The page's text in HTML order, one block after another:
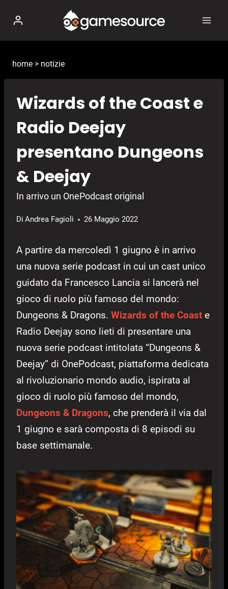
contenuto
home > notizie
Wizards of the Coast e
Radio Deejay
presentano Dungeons
& Deejay
In arrivo un OnePodcast original
Di Andrea Fagioli 26 Maggio 2022
A partire da mercoledì 1 giugno è in arrivo
una nuova serie podcast in cui un cast unico
guidato da Francesco Lancia si lancerà nel
gioco di ruolo più famoso del mondo:
Dungeons & Dragons. Wizards of the Coast e
Radio Deejay sono lieti di presentare una
nuova serie podcast intitolata “Dungeons &
Deejay” di OnePodcast, piattaforma dedicata
al rivoluzionario mondo audio, ispirata al
gioco di ruolo più famoso del mondo,
Dungeons & Dragons, che prenderà il via dal
1 giugno e sarà composta di 8 episodi su
base settimanale.